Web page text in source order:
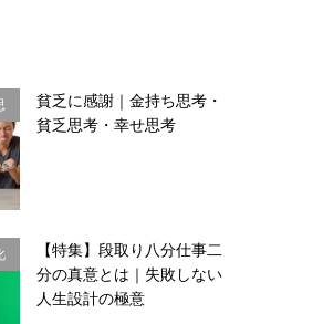
貧乏に感謝｜金持ち思考・
貧乏思考・幸せ思考
【特集】段取り八分仕事二
分の真意とは｜失敗しない
人生設計の極意